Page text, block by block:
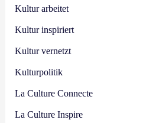
Kultur arbeitet
Kultur inspiriert
Kultur vernetzt
Kulturpolitik
La Culture Connecte
La Culture Inspire